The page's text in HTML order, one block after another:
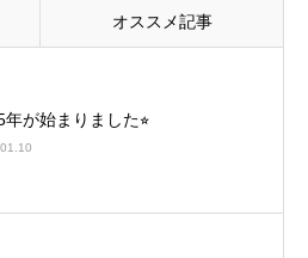
オススメ記事
年が始まりました⭐︎